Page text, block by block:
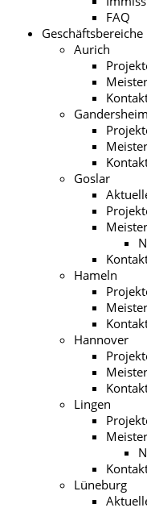
FAQ
Geschäftsbereiche
Aurich
Gandersheim
Goslar
Hameln
Hannover
Lingen
Lüneburg